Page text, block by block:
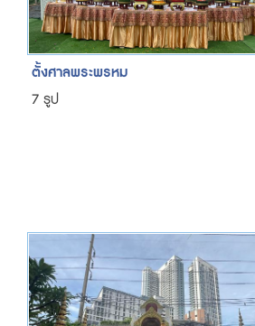
ตั้งศาลพระพรหม
7 รูป